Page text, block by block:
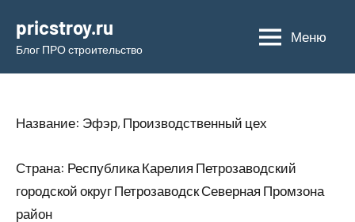
содержимому
pricstroy.ru
Блог ПРО строительство
Меню
Название: Эфэр, Производственный цех
Страна: Республика Карелия Петрозаводский
городской округ Петрозаводск Северная Промзона
район